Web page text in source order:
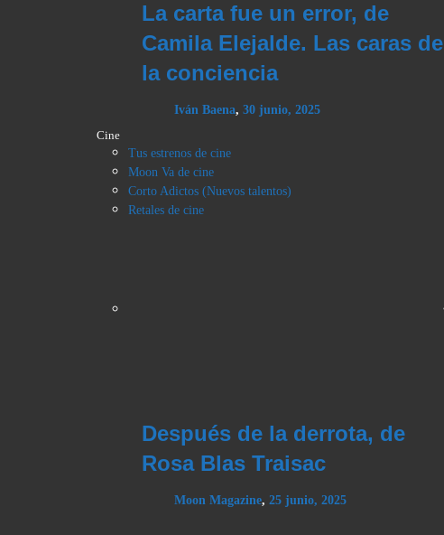
La carta fue un error, de
Camila Elejalde. Las caras de
la conciencia
Iván Baena, 30 junio, 2025
Cine
Tus estrenos de cine
Moon Va de cine
Corto Adictos (Nuevos talentos)
Retales de cine
Después de la derrota, de
Rosa Blas Traisac
Moon Magazine, 25 junio, 2025